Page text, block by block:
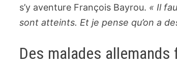
s’y aventure François Bayrou. « Il
sont atteints. Et je pense qu’on a
Des malades